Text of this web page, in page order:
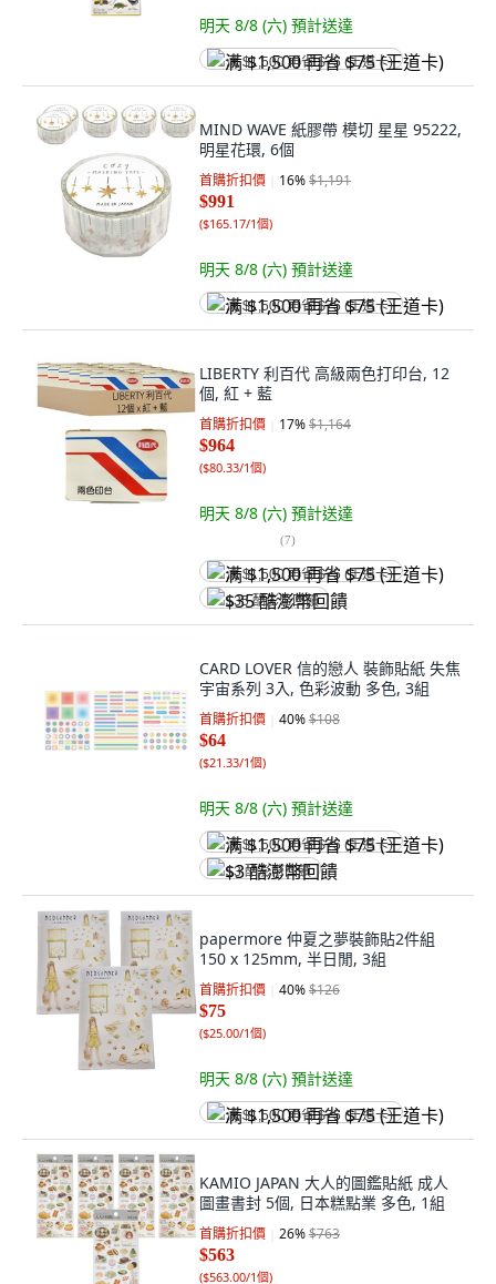
明天 8/8 (六) 預計送達
满 $1,500 再省 $75 (王道卡)
MIND WAVE 紙膠帶 模切 星星 95222,
明星花環, 6個
首購折扣價 16%$1,191
$991
($165.17/1個)
明天 8/8 (六) 預計送達
满 $1,500 再省 $75 (王道卡)
LIBERTY 利百代 高級兩色打印台, 12
個, 紅 + 藍
首購折扣價 17%$1,164
$964
($80.33/1個)
明天 8/8 (六) 預計送達
(7)
满 $1,500 再省 $75 (王道卡)
$35 酷澎幣回饋
CARD LOVER 信的戀人 裝飾貼紙 失焦
宇宙系列 3入, 色彩波動 多色, 3組
首購折扣價 40%$108
$64
($21.33/1個)
明天 8/8 (六) 預計送達
满 $1,500 再省 $75 (王道卡)
$3 酷澎幣回饋
papermore 仲夏之夢裝飾貼2件組
150 x 125mm, 半日閒, 3組
首購折扣價 40%$126
$75
($25.00/1個)
明天 8/8 (六) 預計送達
满 $1,500 再省 $75 (王道卡)
KAMIO JAPAN 大人的圖鑑貼紙 成人
圖畫書封 5個, 日本糕點業 多色, 1組
首購折扣價 26%$763
$563
($563.00/1個)